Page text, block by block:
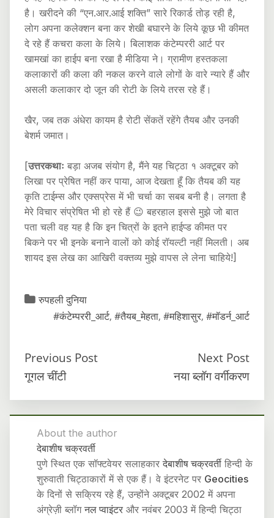
है। खरीदने की “एन.आर.आई शक्ति” सारे रिकार्ड तोड़ रही है,
लोग अपना कलेक्शन बना कर शेखी बघारने के लिये कूछ भी कीमत
दे रहे हैं कचरा कला के लिये। बिलाशक कंटेम्पररी आर्ट पर
खामखां का हाईप बना रखा है मीडिया ने। ग्रामीण हस्तकला
कलाकारों की कला की नकल करने वाले लोगों के वारे न्यारे हैं और
असली कलाकार दो जून की रोटी के लिये तरस रहे हैं।
खैर, जब तक अंधेरा कायम है रोटी सेंकतें रहेंगे तैयब और उनकी
बेशर्म जमात।
[उत्तरकथाः बड़ा अजब संयोग है, मैंने यह चिट्ठा १ अक्टूबर को
लिखा पर प्रेषित नहीं कर पाया, आज देखता हूँ कि तैयब की यह
कृति टाईम्स और एक्सप्रेस में भी चर्चा का सबब बनी है। लगता है
मेरे विचार संप्रेषित भी हो रहे हैं 😉 बहरहाल इससे मुझे जो बात
पता चली वह यह है कि इन चित्रों के इतने हाईप्ड कीमत पर
बिकने पर भी इनके बनाने वालों को कोई रॉयल्टी नहीं मिलती। अब
शायद इस लेख का आखिरी वक्तव्य मुझे वापस ले लेना चाहिये!]
रुपहली दुनिया
#कंटेम्पररी_आर्ट, #तैयब_मेहता, #महिशासुर, #मॉडर्न_आर्ट
Previous Post
गूगल चींटी
Next Post
नया ब्लॉग वर्गीकरण
About the author
देबाशीष चक्रवर्ती
पुणे स्थित एक सॉफ्टवेयर सलाहकारदेबाशीष चक्रवर्ती हिन्दी के
शुरुवाती चिट्ठाकारों में से एक हैं। वे इंटरनेट पर Geocities
के दिनों से सक्रिय रहे हैं, उन्होंने अक्टूबर 2002 में अपना
अंग्रेज़ी ब्लॉगनल प्वाइंटर और नवंबर 2003 में हिन्दी चिट्ठा